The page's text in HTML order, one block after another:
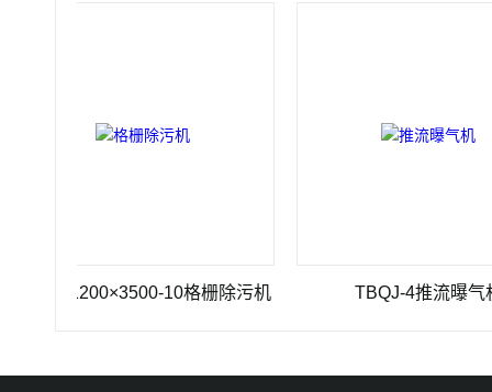
1200×3500-10格栅除污机 TBQJ-4推流曝气机